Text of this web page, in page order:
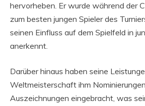
hervorheben. Er wurde während der
zum besten jungen Spieler des
seinen Einfluss auf dem Spielfeld in
anerkennt.
Darüber hinaus haben seine
Weltmeisterschaft ihm
Auszeichnungen eingebracht, was